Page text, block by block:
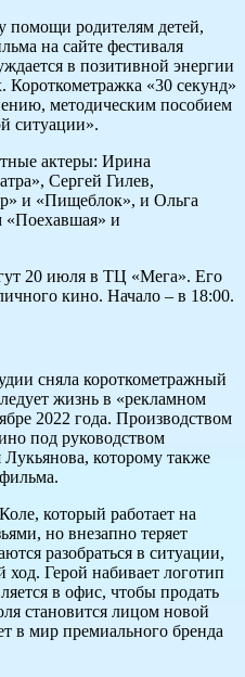
родителям детей,
на сайте фестиваля
в позитивной энергии
«30 секунд»
методическим пособием
ситуации».
актеры: Ирина
Сергей Гилев,
и «Пищеблок», и Ольга
«Поехавшая» и
20 июля в ТЦ «Мега». Его
кино. Начало – в 18:00.
сняла короткометражный
жизнь в «рекламном
2022 года. Производством
под руководством
которому также
который работает на
но внезапно теряет
разобраться в ситуации,
Герой набивает логотип
в офис, чтобы продать
становится лицом новой
в мир премиального бренда